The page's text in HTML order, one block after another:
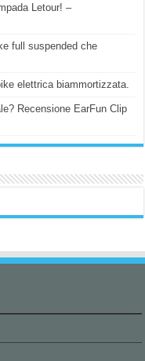
Letour! –
full suspended che
elettrica biammortizzata.
Recensione EarFun Clip